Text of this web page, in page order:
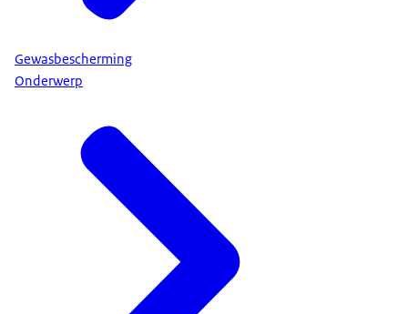
Gewasbescherming
Onderwerp